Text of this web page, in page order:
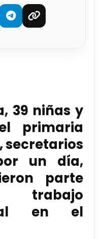
39 niñas y
primaria
secretarios
un día,
parte
en el